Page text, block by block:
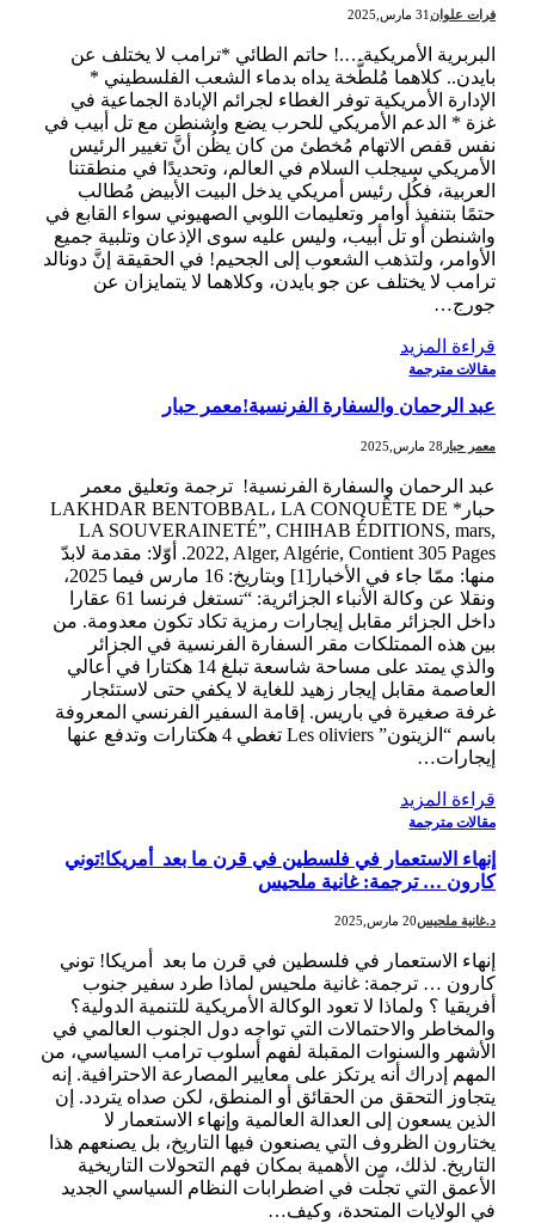
فرات علوان31 مارس,2025
البربرية الأمريكية….! حاتم الطائي *ترامب لا يختلف عن
بايدن.. كلاهما مُلطَّخة يداه بدماء الشعب الفلسطيني *
الإدارة الأمريكية توفر الغطاء لجرائم الإبادة الجماعية في
غزة * الدعم الأمريكي للحرب يضع واشنطن مع تل أبيب في
نفس قفص الاتهام مُخطئ من كان يظُن أنَّ تغيير الرئيس
الأمريكي سيجلب السلام في العالم، وتحديدًا في منطقتنا
العربية، فكُل رئيس أمريكي يدخل البيت الأبيض مُطالب
حتمًا بتنفيذ أوامر وتعليمات اللوبي الصهيوني سواء القابع في
واشنطن أو تل أبيب، وليس عليه سوى الإذعان وتلبية جميع
الأوامر، ولتذهب الشعوب إلى الجحيم! في الحقيقة إنَّ دونالد
ترامب لا يختلف عن جو بايدن، وكلاهما لا يتمايزان عن
جورج…
قراءة المزيد
مقالات مترجمة
عبد الرحمان والسفارة الفرنسية!معمر حبار
معمر حبار28 مارس,2025
عبد الرحمان والسفارة الفرنسية! ترجمة وتعليق معمر
حبار* LAKHDAR BENTOBBAL، LA CONQUÊTE DE
LA SOUVERAINETÉ”, CHIHAB ÉDITIONS, mars,
2022, Alger, Algérie, Contient 305 Pages. أوّلا: مقدمة لابدّ
منها: ممّا جاء في الأخبار[1] وبتاريخ: 16 مارس فيما 2025،
ونقلا عن وكالة الأنباء الجزائرية: “تستغل فرنسا 61 عقارا
داخل الجزائر مقابل إيجارات رمزية تكاد تكون معدومة. من
بين هذه الممتلكات مقر السفارة الفرنسية في الجزائر
والذي يمتد على مساحة شاسعة تبلغ 14 هكتارا في أعالي
العاصمة مقابل إيجار زهيد للغاية لا يكفي حتى لاستئجار
غرفة صغيرة في باريس. إقامة السفير الفرنسي المعروفة
باسم “الزيتون” Les oliviers تغطي 4 هكتارات وتدفع عنها
إيجارات…
قراءة المزيد
مقالات مترجمة
إنهاء الاستعمار في فلسطين في قرن ما بعد أمريكا!توني
كارون … ترجمة: غانية ملحيس
د.غانية ملحيس20 مارس,2025
إنهاء الاستعمار في فلسطين في قرن ما بعد أمريكا! توني
كارون … ترجمة: غانية ملحيس لماذا طرد سفير جنوب
أفريقيا ؟ ولماذا لا تعود الوكالة الأمريكية للتنمية الدولية؟
والمخاطر والاحتمالات التي تواجه دول الجنوب العالمي في
الأشهر والسنوات المقبلة لفهم أسلوب ترامب السياسي، من
المهم إدراك أنه يرتكز على معايير المصارعة الاحترافية. إنه
يتجاوز التحقق من الحقائق أو المنطق، لكن صداه يتردد. إن
الذين يسعون إلى العدالة العالمية وإنهاء الاستعمار لا
يختارون الظروف التي يصنعون فيها التاريخ، بل يصنعهم هذا
التاريخ. لذلك، من الأهمية بمكان فهم التحولات التاريخية
الأعمق التي تجلّت في اضطرابات النظام السياسي الجديد
في الولايات المتحدة، وكيف…